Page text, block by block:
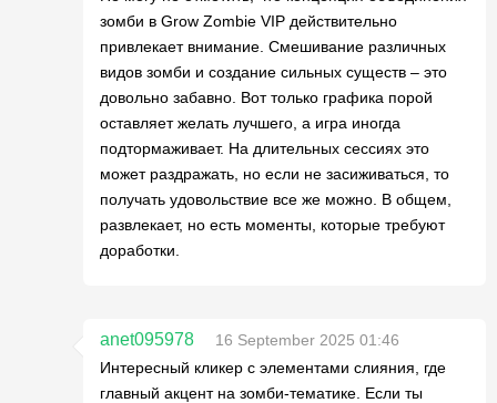
зомби в Grow Zombie VIP действительно
привлекает внимание. Смешивание различных
видов зомби и создание сильных существ – это
довольно забавно. Вот только графика порой
оставляет желать лучшего, а игра иногда
подтормаживает. На длительных сессиях это
может раздражать, но если не засиживаться, то
получать удовольствие все же можно. В общем,
развлекает, но есть моменты, которые требуют
доработки.
anet095978
16 September 2025 01:46
Интересный кликер с элементами слияния, где
главный акцент на зомби-тематике. Если ты